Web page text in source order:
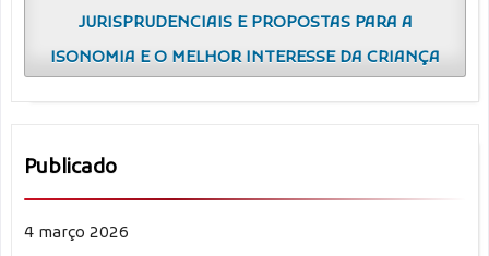
JURISPRUDENCIAIS E PROPOSTAS PARA A
ISONOMIA E O MELHOR INTERESSE DA CRIANÇA
Publicado
4 março 2026